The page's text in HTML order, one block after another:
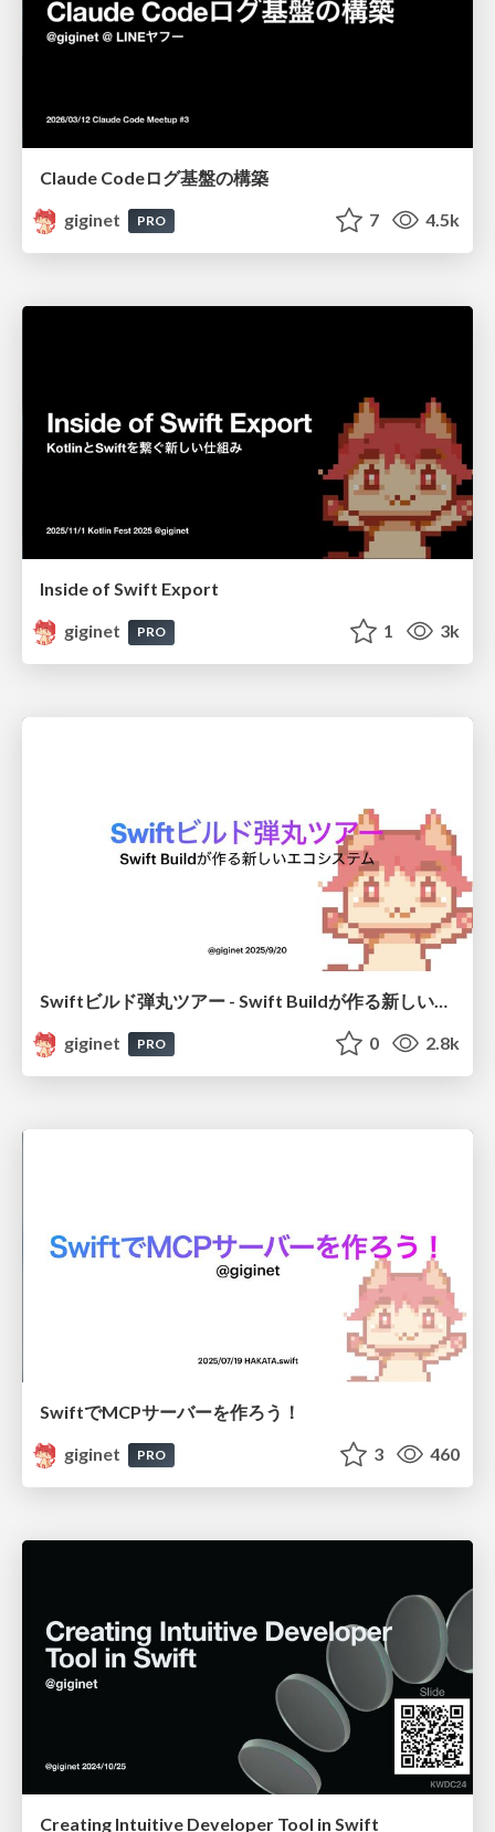
Claude Codeログ基盤の構築
giginet
PRO 7 4.5k
Inside of Swift Export
giginet
PRO 1 3k
Swiftビルド弾丸ツアー - Swift Buildが作る新しいエコシステム
giginet
PRO 0 2.8k
SwiftでMCPサーバーを作ろう！
giginet
PRO 3 460
Creating Intuitive Developer Tool in Swift